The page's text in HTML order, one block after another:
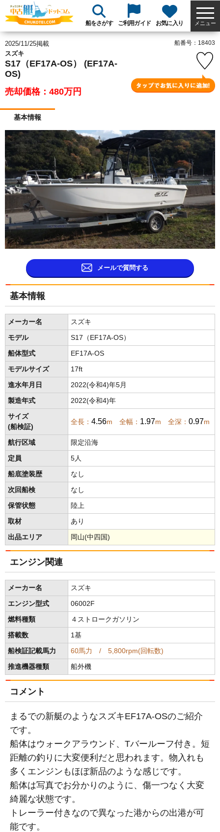
船をさがす ご利用ガイド お気に入り メニュー
2025/11/25掲載
スズキ
S17（EF17A-OS） (EF17A-
OS)
売却価格：480万円
船番号：18403
基本情報
メールで質問する
基本情報
メーカー名 スズキ
モデル S17（EF17A-OS）
船体型式 EF17A-OS
モデルサイズ 17ft
進水年月日 2022(令和4)年5月
製造年式 2022(令和4)年
サイズ
(船検証)
全長： 4.56m 全幅： 1.97m 全深： 0.97m
航行区域 限定沿海
定員 5人
船底塗装歴 なし
次回船検 なし
保管状態 陸上
取材 あり
出品エリア 岡山(中四国)
エンジン関連
メーカー名 スズキ
エンジン型式 06002F
燃料種類 ４ストロークガソリン
搭載数 1基
船検証記載馬力 60馬力 / 5,800rpm(回転数)
推進機器種類 船外機
コメント
まるでの新艇のようなスズキEF17A-OSのご紹介
です。
船体はウォークアラウンド、Tバールーフ付き。短
距離の釣りに大変便利だと思われます。物入れも
多くエンジンもほぼ新品のような感じです。
船体は写真でお分かりのように、傷一つなく大変
綺麗な状態です。
トレーラー付きなので異なった港からの出港が可
能です。